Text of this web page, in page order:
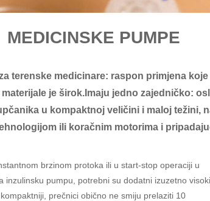
MEDICINSKE PUMPE
terenske medicinare: raspon primjena
je širok.Imaju jedno zajedničko:
u kompaktnoj veličini i maloj težini,
ili koračnim motorima i
brzinom protoka ili u start-stop operaciji u
pumpu, potrebni su dodatni izuzetno visoki
prečnici obično ne smiju prelaziti 10